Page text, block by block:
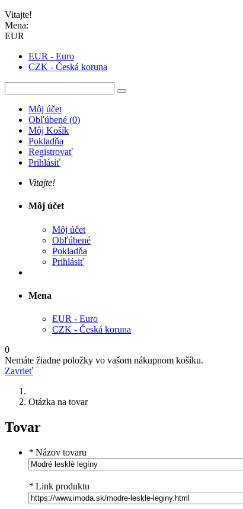
Vitajte!
Mena:
EUR
EUR - Euro
CZK - Česká koruna
Môj účet
Obľúbené (0)
Môj Košík
Pokladňa
Registrovať
Prihlásiť
Vitajte!
Môj účet
Môj účet
Obľúbené
Pokladňa
Prihlásiť
Mena
EUR - Euro
CZK - Česká koruna
0
Nemáte žiadne položky vo vašom nákupnom košíku.
Zavrieť
Otázka na tovar
Tovar
* Názov tovaru
* Link produktu